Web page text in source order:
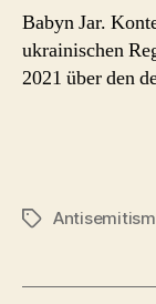
Babyn Jar.
ukrainischen
2021 über den
Schlagwörter